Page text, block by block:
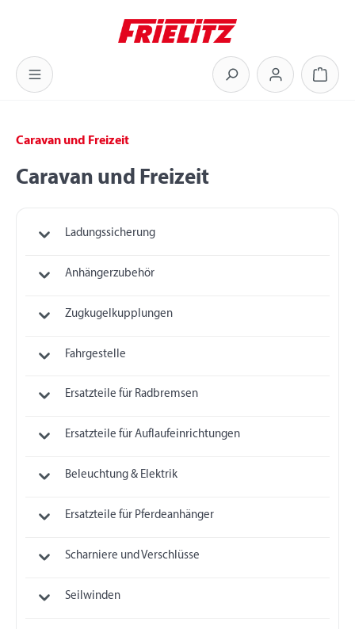
Zum Hauptinhalt springen
Caravan und Freizeit
Caravan und Freizeit
Ladungssicherung
Anhängerzubehör
Zugkugelkupplungen
Fahrgestelle
Ersatzteile für Radbremsen
Ersatzteile für Auflaufeinrichtungen
Beleuchtung & Elektrik
Ersatzteile für Pferdeanhänger
Scharniere und Verschlüsse
Seilwinden